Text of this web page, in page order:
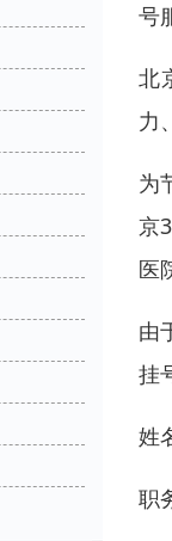
号
北
力
为
京
医
由
挂
姓
职